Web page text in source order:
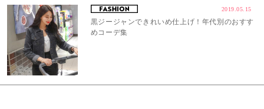
2019.05.15
黒ジージャンできれいめ仕上げ！年代別のおすす
めコーデ集